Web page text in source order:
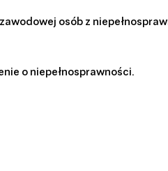
osób z
o niepełnosprawności.